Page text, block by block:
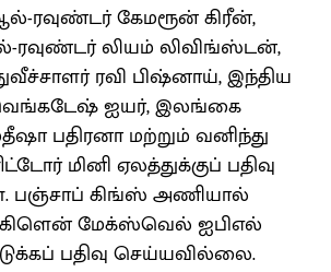
ரவுண்டர் கேமரூன் கிரீன்,
ரவுண்டர் லியம் லிவிங்ஸ்டன்,
ரவி பிஷ்னாய், இந்திய
ஐயர், இலங்கை
பதிரனா மற்றும் வனிந்து
மினி ஏலத்துக்குப் பதிவு
பஞ்சாப் கிங்ஸ் அணியால்
கிளென் மேக்ஸ்வெல் ஐபிஎல்
பதிவு செய்யவில்லை.